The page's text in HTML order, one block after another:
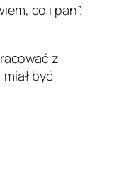
co i pan”.
z
być